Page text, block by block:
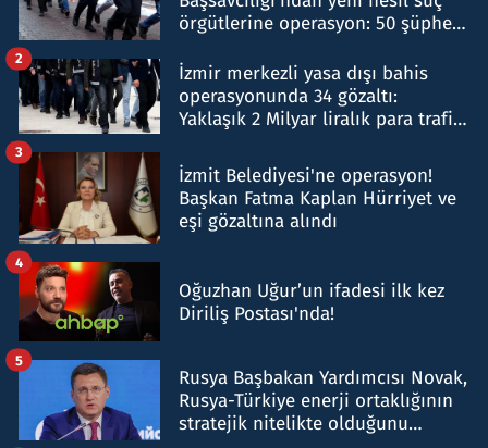
örgütlerine operasyon: 50 şüpheli
İzmir merkezli yasa dışı bahis
operasyonunda 34 gözaltı:
Yaklaşık 2 Milyar liralık para trafiği
2
İzmit Belediyesi'ne operasyon!
Başkan Fatma Kaplan Hürriyet ve
eşi gözaltına alındı
3
Oğuzhan Uğur’un ifadesi ilk kez
Diriliş Postası'nda!
4
Rusya Başbakan Yardımcısı Novak,
Rusya-Türkiye enerji ortaklığının
stratejik nitelikte olduğunu
5